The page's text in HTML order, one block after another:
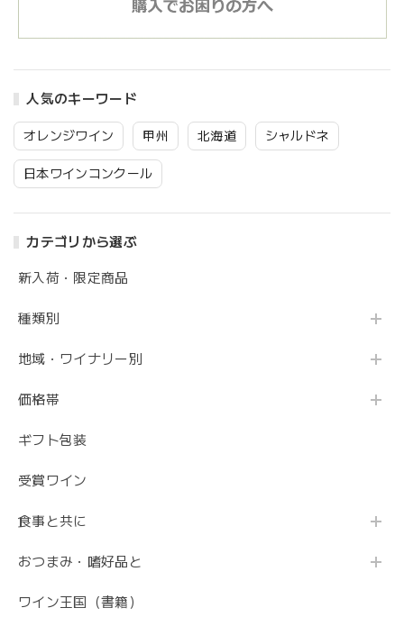
人気のキーワード
オレンジワイン 甲州 北海道 シャルドネ
日本ワインコンクール
カテゴリから選ぶ
新入荷・限定商品
種類別
地域・ワイナリー別
価格帯
ギフト包装
受賞ワイン
食事と共に
おつまみ・嗜好品と
ワイン王国（書籍）